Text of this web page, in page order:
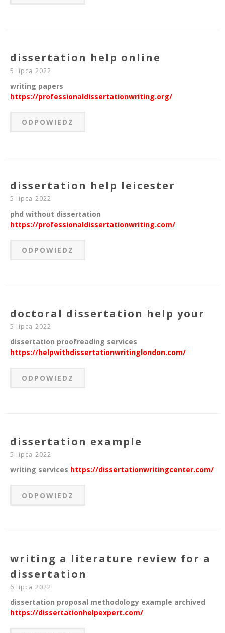
dissertation help online
5 lipca 2022
writing papers
https://professionaldissertationwriting.org/
ODPOWIEDZ
dissertation help leicester
5 lipca 2022
phd without dissertation
https://professionaldissertationwriting.com/
ODPOWIEDZ
doctoral dissertation help your
5 lipca 2022
dissertation proofreading services
https://helpwithdissertationwritinglondon.com/
ODPOWIEDZ
dissertation example
5 lipca 2022
writing services https://dissertationwritingcenter.com/
ODPOWIEDZ
writing a literature review for a
dissertation
6 lipca 2022
dissertation proposal methodology example archived
https://dissertationhelpexpert.com/